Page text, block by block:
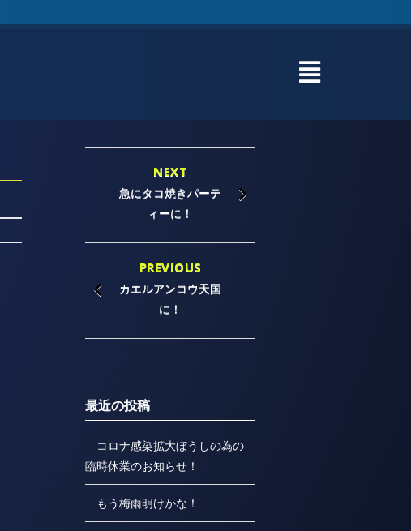
NEXT
急にタコ焼きパーテ
ィーに！
PREVIOUS
カエルアンコウ天国
に！
最近の投稿
コロナ感染拡大ぼうしの為の
臨時休業のお知らせ！
もう梅雨明けかな！